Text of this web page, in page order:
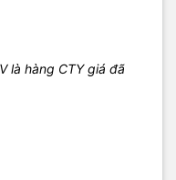
là hàng CTY giá đã